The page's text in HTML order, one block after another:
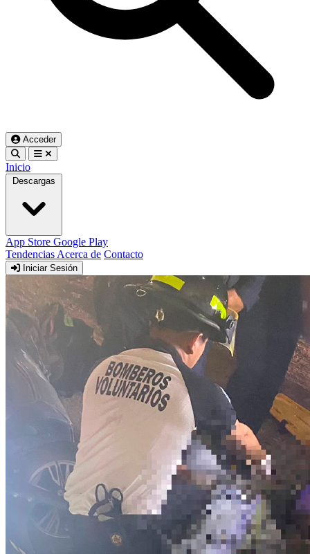
Acceder
Inicio
Descargas
App Store Google Play
Tendencias Acerca de Contacto
Iniciar Sesión